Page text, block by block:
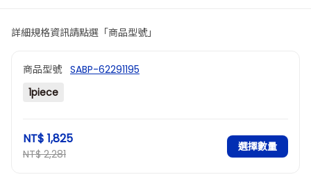
詳細規格資訊請點選「商品型號」
商品型號 SABP-62291195
1piece
NT$ 1,825
NT$ 2,281
選擇數量